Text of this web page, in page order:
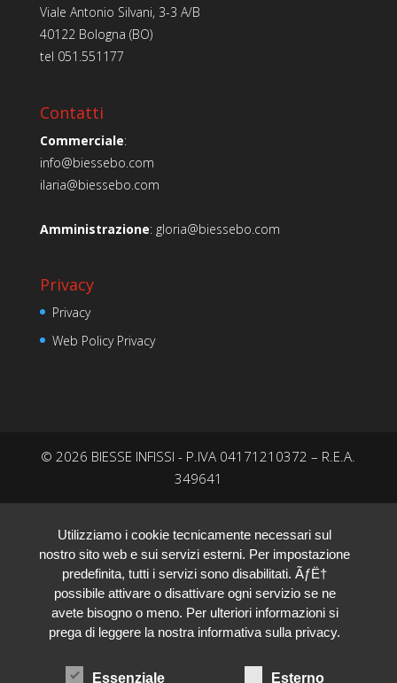
Viale Antonio Silvani, 3-3 A/B
40122 Bologna (BO)
tel 051.551177
Contatti
Commerciale:
info@biessebo.com
ilaria@biessebo.com
Amministrazione: gloria@biessebo.com
Privacy
Privacy
Web Policy Privacy
© 2026 BIESSE INFISSI - P.IVA 04171210372 – R.E.A.
349641
Utilizziamo i cookie tecnicamente necessari sul
nostro sito web e sui servizi esterni. Per impostazione
predefinita, tutti i servizi sono disabilitati. ÃƒË†
possibile attivare o disattivare ogni servizio se ne
avete bisogno o meno. Per ulteriori informazioni si
prega di leggere la nostra informativa sulla privacy.
Essenziale Esterno